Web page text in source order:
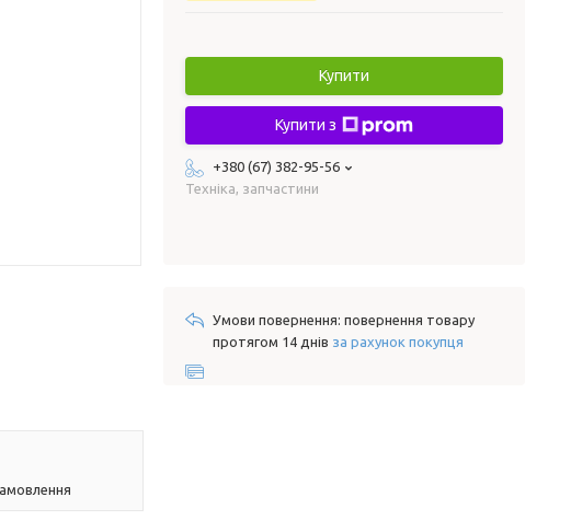
Купити
Купити з
+380 (67) 382-95-56
Техніка, запчастини
повернення товару
протягом 14 днів за рахунок покупця